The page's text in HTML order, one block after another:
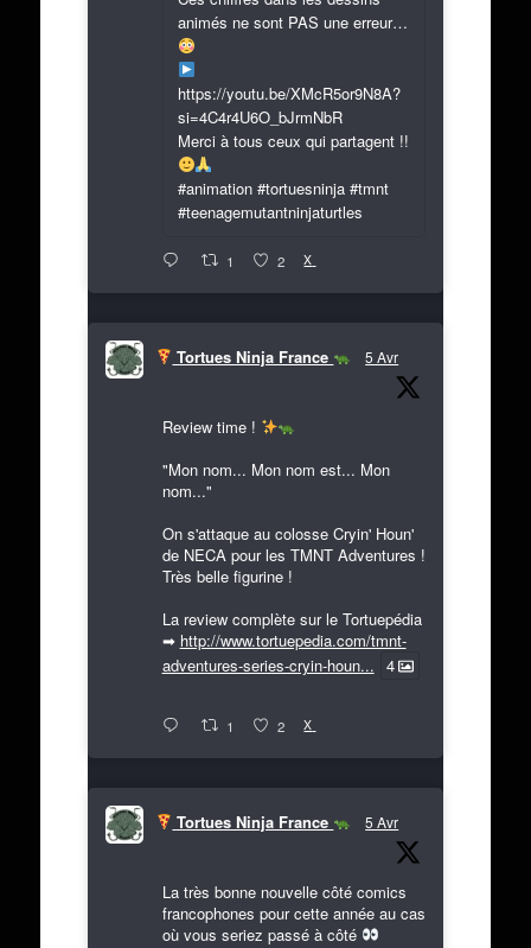
animés ne sont PAS une erreur…
https://youtu.be/XMcR5or9N8A?
si=4C4r4U6O_bJrmNbR
Merci à tous ceux qui partagent !!
#animation #tortuesninja #tmnt
#teenagemutantninjaturtles
1 2 X
Tortues Ninja France 5 Avr
Review time !
"Mon nom... Mon nom est... Mon
nom..."
On s'attaque au colosse Cryin' Houn'
de NECA pour les TMNT Adventures !
Très belle figurine !
La review complète sur le Tortuepédia
➡ http://www.tortuepedia.com/tmnt-
adventures-series-cryin-houn... 4
1 2 X
Tortues Ninja France 5 Avr
La très bonne nouvelle côté comics
francophones pour cette année au cas
où vous seriez passé à côté